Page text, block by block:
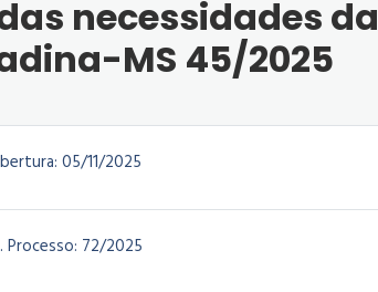
necessidades da
MS 45/2025
05/11/2025
Processo: 72/2025